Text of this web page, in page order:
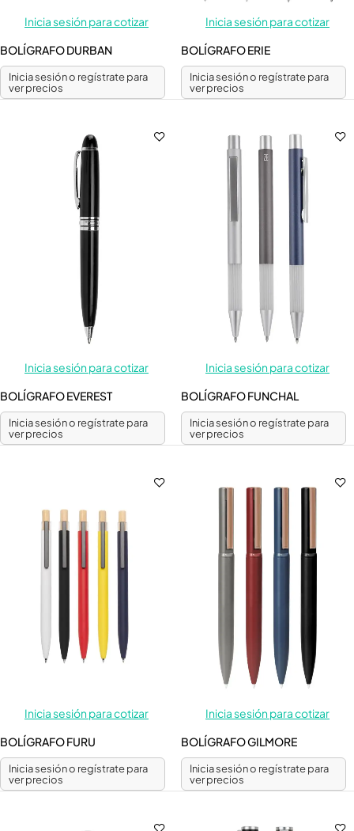
Inicia sesión para cotizar
BOLÍGRAFO DURBAN
Inicia sesión o regístrate para
ver precios
Inicia sesión para cotizar
BOLÍGRAFO ERIE
Inicia sesión o regístrate para
ver precios
Inicia sesión para cotizar
BOLÍGRAFO EVEREST
Inicia sesión o regístrate para
ver precios
Inicia sesión para cotizar
BOLÍGRAFO FUNCHAL
Inicia sesión o regístrate para
ver precios
Inicia sesión para cotizar
BOLÍGRAFO FURU
Inicia sesión o regístrate para
ver precios
Inicia sesión para cotizar
BOLÍGRAFO GILMORE
Inicia sesión o regístrate para
ver precios